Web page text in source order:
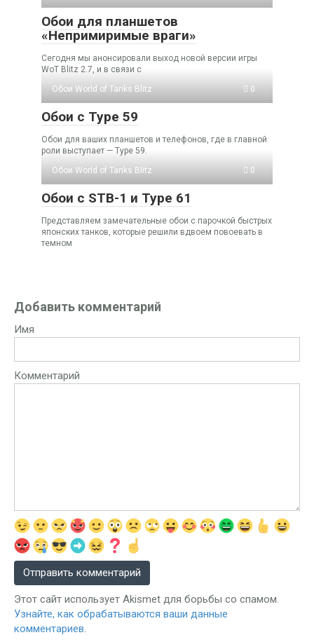
Обои для планшетов
«Непримиримые враги»
Сегодня мы анонсировали выход новой версии игры
WoT Blitz 2.7, и в связи с
Обои World of Tanks Blitz
0
Обои с Type 59
Обои для ваших планшетов и телефонов, где в главной
роли выступает — Type 59.
Обои World of Tanks Blitz
0
Обои с STB-1 и Type 61
Представляем замечательные обои с парочкой быстрых
японских танков, которые решили вдвоем повоевать в
темном
Добавить комментарий
Имя
Комментарий
Этот сайт использует Akismet для борьбы со спамом.
Узнайте, как обрабатываются ваши данные
комментариев.